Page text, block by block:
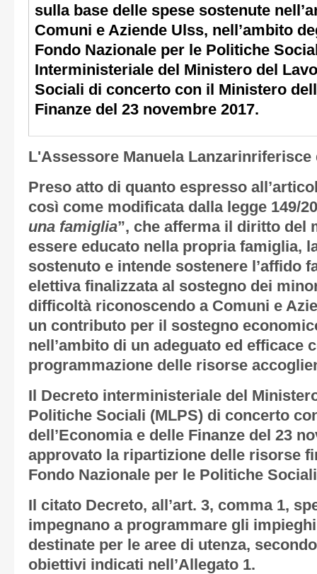
sulla base delle spese sostenute
Comuni e Aziende Ulss, nell’ambito
Fondo Nazionale per le Politiche
Interministeriale del Ministero del
Sociali di concerto con il Ministero
Finanze del 23 novembre 2017.
L'Assessore Manuela Lanzarinriferisce
Preso atto di quanto espresso
così come modificata dalla legge 149/
una famiglia”, che afferma il diritto del
essere educato nella propria famiglia,
sostenuto e intende sostenere l’affido
elettiva finalizzata al sostegno dei
difficoltà riconoscendo a Comuni e
un contributo per il sostegno
nell’ambito di un adeguato ed efficace
programmazione delle risorse
Il Decreto interministeriale del
Politiche Sociali (MLPS) di concerto
dell’Economia e delle Finanze del 23
approvato la ripartizione delle risorse
Fondo Nazionale per le Politiche
Il citato Decreto, all’art. 3, comma 1,
impegnano a programmare gli
destinate per le aree di utenza,
obiettivi indicati nell’Allegato 1.